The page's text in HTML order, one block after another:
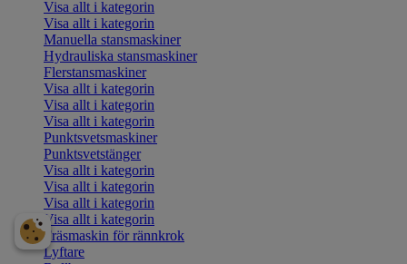
Visa allt i kategorin
Visa allt i kategorin
Manuella stansmaskiner
Hydrauliska stansmaskiner
Flerstansmaskiner
Visa allt i kategorin
Visa allt i kategorin
Visa allt i kategorin
Punktsvetsmaskiner
Punktsvetstänger
Visa allt i kategorin
Visa allt i kategorin
Visa allt i kategorin
Visa allt i kategorin
Fräsmaskin för rännkrok
Lyftare